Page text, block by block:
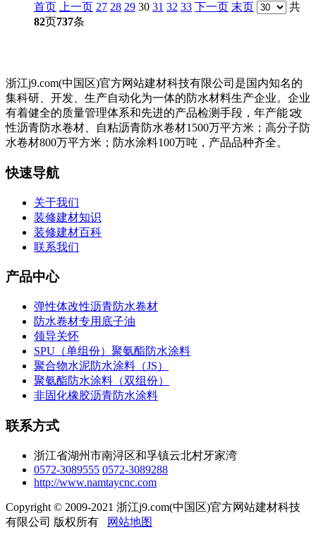
首页 上一页 27 28 29 30 31 32 33 下一页 末页
共
82页737条
浙江j9.com(中国区)官方网站建材科技有限公司是国内知名的
集科研、开发、生产自动化为一体的防水材料生产企业。企业
有着健全的质量管理体系和先进的产品检测手段，年产能∶改
性沥青防水卷材、自粘沥青防水卷材1500万平方米；高分子防
水卷材800万平方米；防水涂料100万吨，产品品种齐全。
快速导航
关于我们
装修建材知识
装修建材百科
联系我们
产品中心
弹性体改性沥青防水卷材
防水卷材专用底子油
领导关怀
SPU（单组份）聚氨酯防水涂料
聚合物水泥防水涂料（JS）
聚氨酯防水涂料（双组份）
非固化橡胶沥青防水涂料
联系方式
浙江省湖州市南浔区和孚镇云北村牙家湾
0572-3089555 0572-3089288
http://www.namtaycnc.com
Copyright © 2009-2021 浙江j9.com(中国区)官方网站建材科技
有限公司 版权所有
网站地图